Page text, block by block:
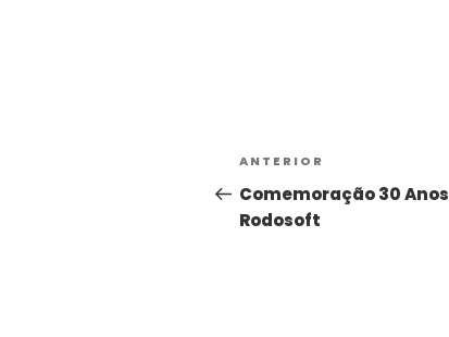
ANTERIOR
Comemoração 30 Anos
Rodosoft